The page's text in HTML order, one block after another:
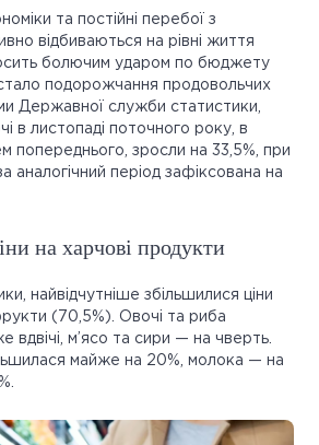
та постійні перебої з
відбиваються на рівні життя
болючим ударом по бюджету
подорожчання продовольчих
Державної служби статистики,
в листопаді поточного року, в
попереднього, зросли на 33,5%, при
аналогічний період зафіксована на
на харчові продукти
найвідчутніше збільшилися ціни
(70,5%). Овочі та риба
м’ясо та сири — на чверть.
майже на 20%, молока — на